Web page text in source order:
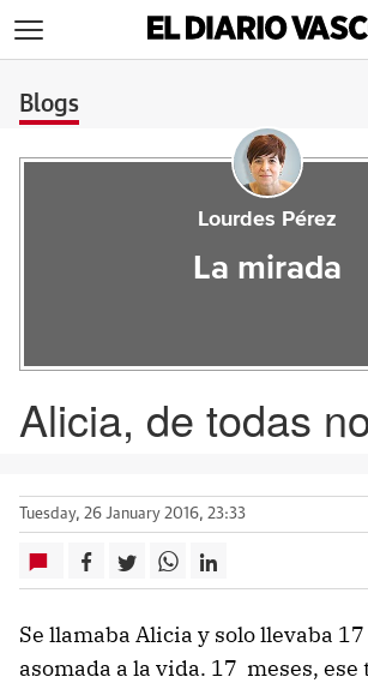
Blogs
Lourdes Pérez
La mirada
Alicia, de todas
Tuesday, 26 January 2016, 23:33
Se llamaba Alicia y solo llevaba
asomada a la vida. 17 meses, ese